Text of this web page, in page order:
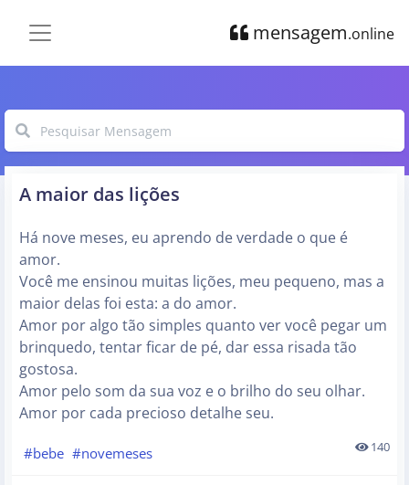
mensagem.online
A maior das lições
Há nove meses, eu aprendo de verdade o que é
amor.
Você me ensinou muitas lições, meu pequeno, mas a
maior delas foi esta: a do amor.
Amor por algo tão simples quanto ver você pegar um
brinquedo, tentar ficar de pé, dar essa risada tão
gostosa.
Amor pelo som da sua voz e o brilho do seu olhar.
Amor por cada precioso detalhe seu.
#bebe #novemeses 140